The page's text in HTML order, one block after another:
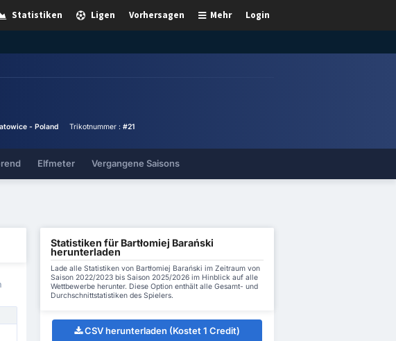
Login
Mehr
Vorhersagen
Ligen
Statistiken
- Poland Trikotnummer : #21
Elfmeter Vergangene Saisons
Statistiken für Bartłomiej Barański
herunterladen
Lade alle Statistiken von Bartłomiej Barański im Zeitraum von
Saison 2022/2023 bis Saison 2025/2026 im Hinblick auf alle
Wettbewerbe herunter. Diese Option enthält alle Gesamt- und
Durchschnittstatistiken des Spielers.
CSV herunterladen (Kostet 1 Credit)